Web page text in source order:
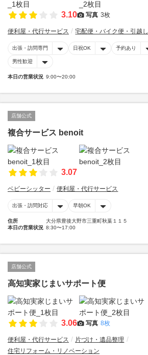
3.10 写真 3枚
便利屋・代行サービス 宅配便・バイク便・引越し
出張・訪問専門 日祝OK 予約あり
男性歓迎
本日の営業状況 9:00〜20:00
店舗公式
複合サービス benoit
3.07
ベビーシッター 便利屋・代行サービス
出張・訪問対応 早朝OK
住所
大分県豊後大野市三重町秋葉１１５
本日の営業状況 8:30〜17:00
店舗公式
高知実家じまいサポート便
3.06 写真 8枚
便利屋・代行サービス
片づけ・遺品整理
住宅リフォーム・リノベーション